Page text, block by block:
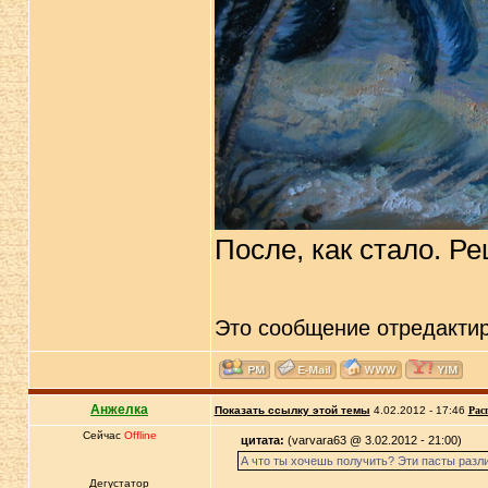
После, как стало.
Это сообщение
Анжелка Показать ссылку этой темы 4.02.2012 - 17:46
Сейчас Offline
Дегустатор
цитата: (varvara63 @ 3.02.2012 - 21:00)
А что ты хочешь получить? Эти пасты